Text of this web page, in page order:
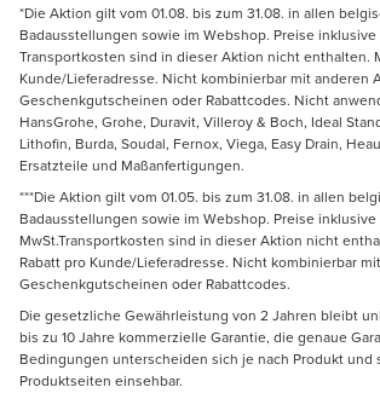
*Die Aktion gilt vom 01.08. bis zum 31.08. in allen
Badausstellungen sowie im Webshop. Preise inklusive
Transportkosten sind in dieser Aktion nicht enthalten.
Kunde/Lieferadresse. Nicht kombinierbar mit anderen
Geschenkgutscheinen oder Rabattcodes. Nicht
HansGrohe, Grohe, Duravit, Villeroy & Boch, Ideal
Lithofin, Burda, Soudal, Fernox, Viega, Easy Drain,
Ersatzteile und Maßanfertigungen.
***Die Aktion gilt vom 01.05. bis zum 31.08. in allen
Badausstellungen sowie im Webshop. Preise inklusive
MwSt.Transportkosten sind in dieser Aktion nicht
Rabatt pro Kunde/Lieferadresse. Nicht kombinierbar
Geschenkgutscheinen oder Rabattcodes.
Die gesetzliche Gewährleistung von 2 Jahren bleibt
bis zu 10 Jahre kommerzielle Garantie, die genaue
Bedingungen unterscheiden sich je nach Produkt und
Produktseiten einsehbar.